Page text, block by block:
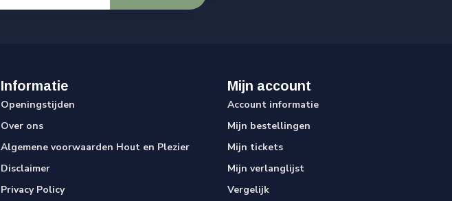
Informatie
Openingstijden
Over ons
Algemene voorwaarden Hout en Plezier
Disclaimer
Privacy Policy
Mijn account
Account informatie
Mijn bestellingen
Mijn tickets
Mijn verlanglijst
Vergelijk